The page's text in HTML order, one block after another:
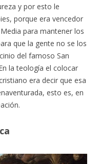
y por esto le
porque era vencedor
para mantener los
que la gente no se los
del famoso San
la teología el colocar
era decir que esa
esto es, en